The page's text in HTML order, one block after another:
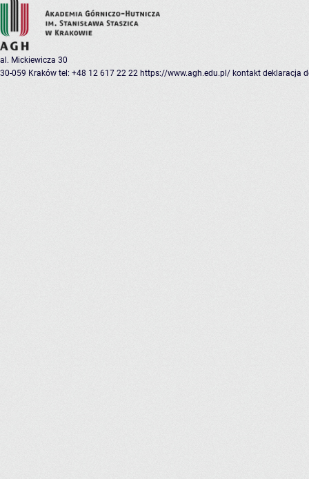
al. Mickiewicza 30
30-059 Kraków tel: +48 12 617 22 22 https://www.agh.edu.pl/ kontakt deklaracja